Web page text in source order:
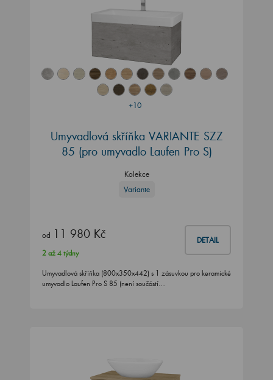
+10
Umyvadlová skříňka VARIANTE SZZ
85 (pro umyvadlo Laufen Pro S)
Kolekce
Variante
od 11 980 Kč DETAIL
2 až 4 týdny
Umyvadlová skříňka (800x350x442) s 1 zásuvkou pro keramické
umyvadlo Laufen Pro S 85 (není součástí…